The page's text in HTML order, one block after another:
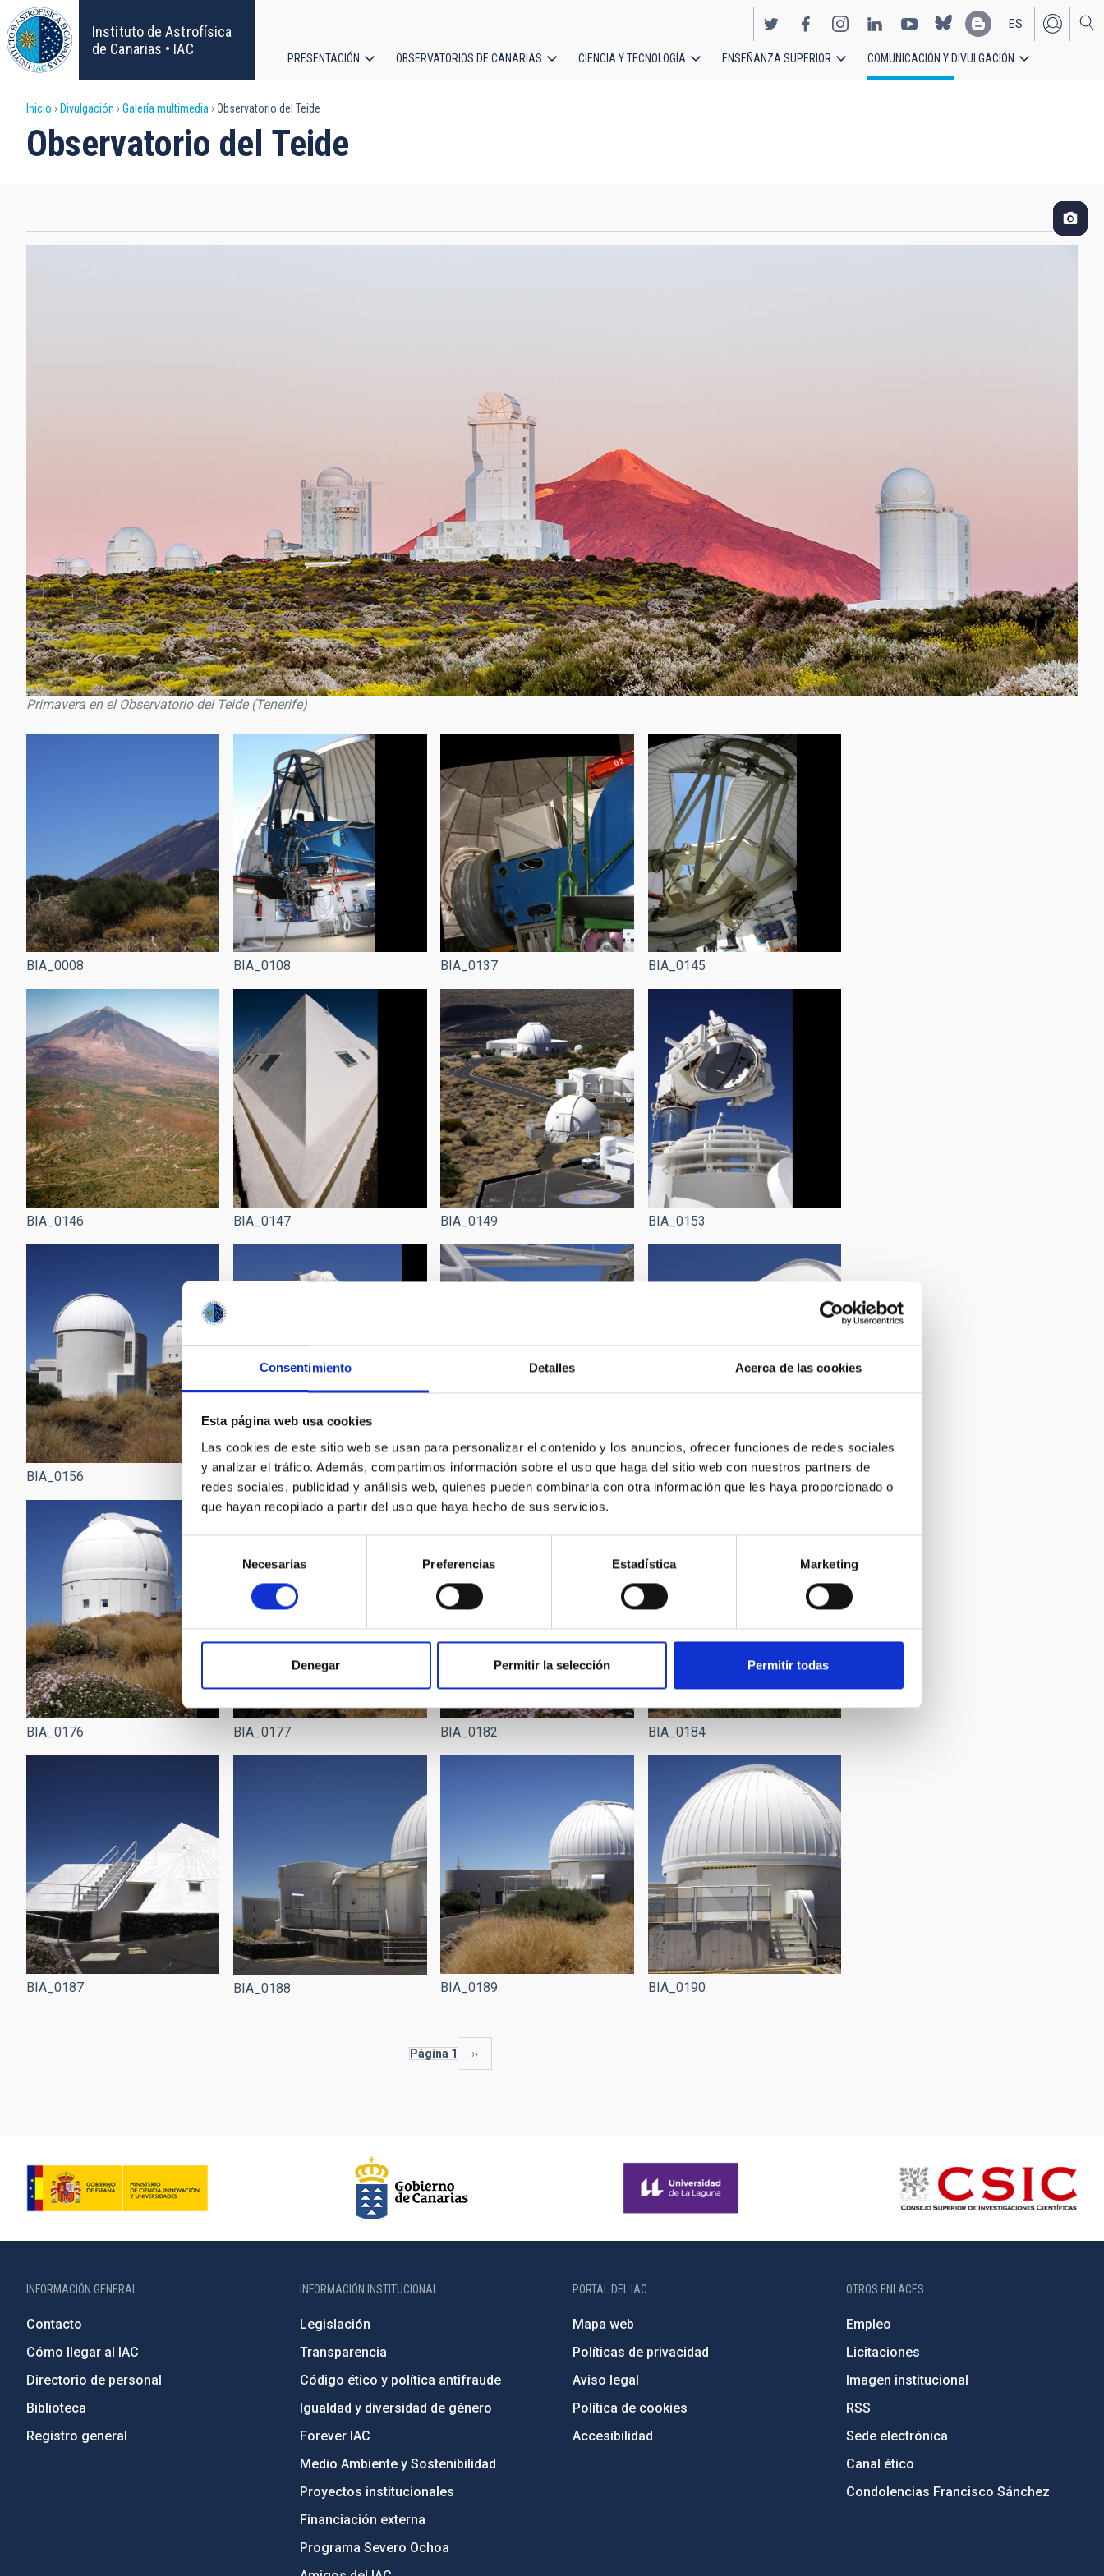
Consentimiento Detalles Acerca de las cookies
Esta página web usa cookies
Las cookies de este sitio web se usan para personalizar el contenido y los anuncios, ofrecer funciones de redes sociales
y analizar el tráfico. Además, compartimos información sobre el uso que haga del sitio web con nuestros partners de
redes sociales, publicidad y análisis web, quienes pueden combinarla con otra información que les haya proporcionado o
que hayan recopilado a partir del uso que haya hecho de sus servicios.
consentimiento
Necesarias Preferencias Estadística Marketing
Denegar Permitir la selección Permitir todas
Pasar
al
contenido
principal
Instituto de Astrofísica
de Canarias • IAC
EN
ES
principal
PRESENTACIÓN OBSERVATORIOS DE CANARIAS CIENCIA Y TECNOLOGÍA ENSEÑANZA SUPERIOR COMUNICACIÓN Y DIVULGACIÓN
Sobrescribir
enlaces
ayuda
Inicio Divulgación Galería multimedia Observatorio del Teide
Observatorio del Teide
Primavera en el Observatorio del Teide (Tenerife)
BIA_0008 BIA_0108 BIA_0137 BIA_0145
BIA_0146 BIA_0147 BIA_0149 BIA_0153
BIA_0156 BIA_0159 BIA_0167 BIA_0174
BIA_0176 BIA_0177 BIA_0182 BIA_0184
BIA_0187 BIA_0188 BIA_0189 BIA_0190
Página 1
Siguiente
››
INFORMACIÓN GENERAL
Contacto
Cómo llegar al IAC
Directorio de personal
Biblioteca
Registro general
INFORMACIÓN INSTITUCIONAL
Legislación
Transparencia
Código ético y política antifraude
Igualdad y diversidad de género
Forever IAC
Medio Ambiente y Sostenibilidad
Proyectos institucionales
Financiación externa
Programa Severo Ochoa
PORTAL DEL IAC
Mapa web
Políticas de privacidad
Aviso legal
Política de cookies
Accesibilidad
OTROS ENLACES
Empleo
Licitaciones
Imagen institucional
RSS
Sede electrónica
Canal ético
Condolencias Francisco Sánchez